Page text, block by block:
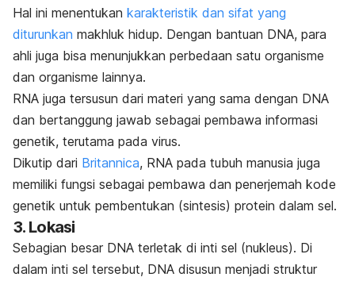
Hal ini menentukan karakteristik dan sifat yang
diturunkan makhluk hidup. Dengan bantuan DNA, para
ahli juga bisa menunjukkan perbedaan satu organisme
dan organisme lainnya.
RNA juga tersusun dari materi yang sama dengan DNA
dan bertanggung jawab sebagai pembawa informasi
genetik, terutama pada virus.
Dikutip dari Britannica, RNA pada tubuh manusia juga
memiliki fungsi sebagai pembawa dan penerjemah kode
genetik untuk pembentukan (sintesis) protein dalam sel.
3. Lokasi
Sebagian besar DNA terletak di inti sel (nukleus). Di
dalam inti sel tersebut, DNA disusun menjadi struktur